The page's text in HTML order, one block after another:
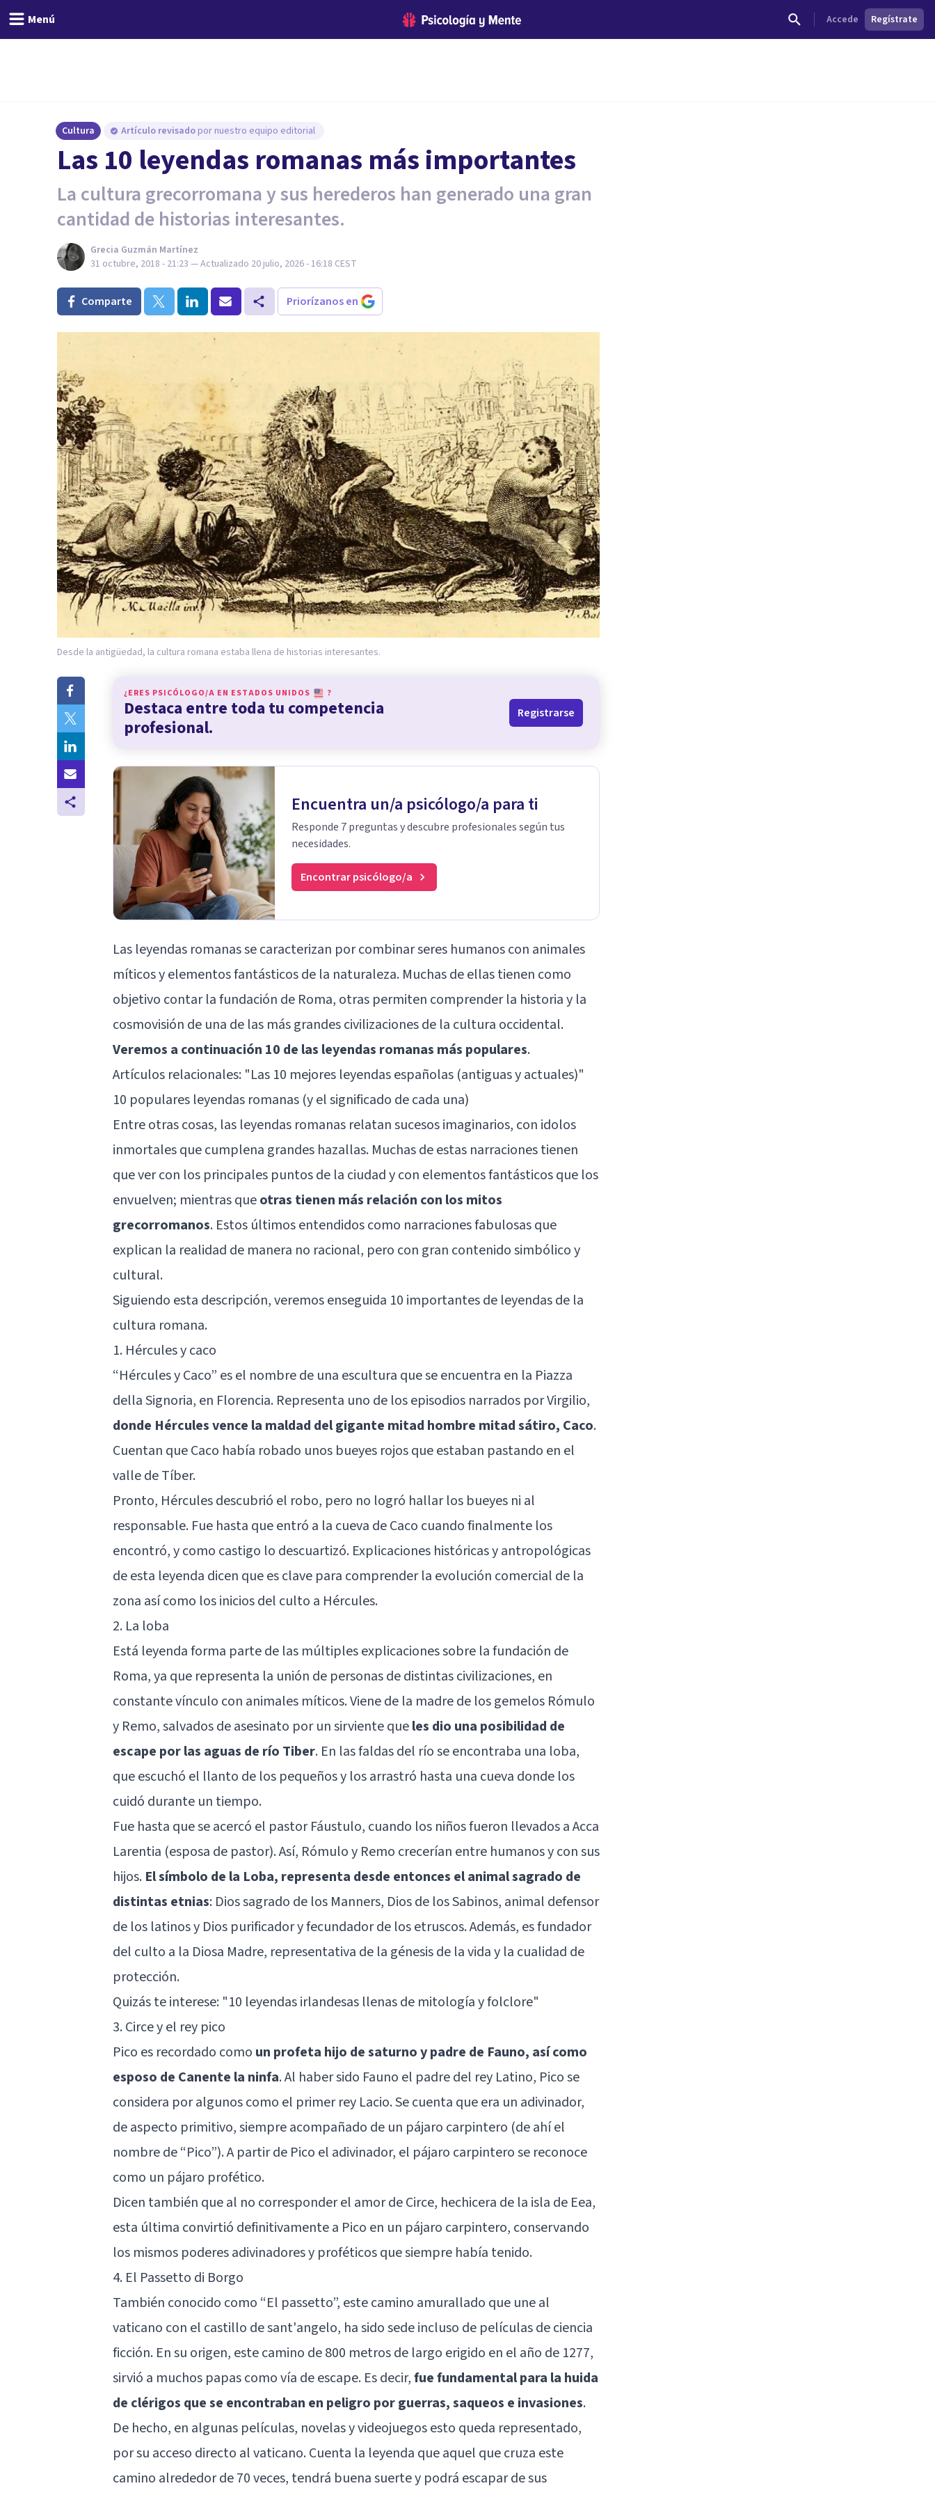
Menú Accede Regístrate
Cultura Artículo revisado por nuestro equipo editorial
Las 10 leyendas romanas más importantes
La cultura grecorromana y sus herederos han generado una gran
cantidad de historias interesantes.
Grecia Guzmán Martínez
31 octubre, 2018 - 21:23 — Actualizado 20 julio, 2026 - 16:18 CEST
Comparte Priorízanos en
Desde la antigüedad, la cultura romana estaba llena de historias interesantes.
¿ERES PSICÓLOGO/A EN ESTADOS UNIDOS ?
Destaca entre toda tu competencia
profesional.
Registrarse
Encuentra un/a psicólogo/a para ti
Responde 7 preguntas y descubre profesionales según tus
necesidades.
Encontrar psicólogo/a
Las leyendas romanas se caracterizan por combinar seres humanos con animales
míticos y elementos fantásticos de la naturaleza. Muchas de ellas tienen como
objetivo contar la fundación de Roma, otras permiten comprender la historia y la
cosmovisión de una de las más grandes civilizaciones de la cultura occidental.
Veremos a continuación 10 de las leyendas romanas más populares.
Artículos relacionales: "Las 10 mejores leyendas españolas (antiguas y actuales)"
10 populares leyendas romanas (y el significado de cada una)
Entre otras cosas, las leyendas romanas relatan sucesos imaginarios, con idolos
inmortales que cumplena grandes hazallas. Muchas de estas narraciones tienen
que ver con los principales puntos de la ciudad y con elementos fantásticos que los
envuelven; mientras queotras tienen más relación con los mitos
grecorromanos. Estos últimos entendidos como narraciones fabulosas que
explican la realidad de manera no racional, pero con gran contenido simbólico y
cultural.
Siguiendo esta descripción, veremos enseguida 10 importantes de leyendas de la
cultura romana.
1. Hércules y caco
“Hércules y Caco” es el nombre de una escultura que se encuentra en la Piazza
della Signoria, en Florencia. Representa uno de los episodios narrados por Virgilio,
donde Hércules vence la maldad del gigante mitad hombre mitad sátiro, Caco.
Cuentan que Caco había robado unos bueyes rojos que estaban pastando en el
valle de Tíber.
Pronto, Hércules descubrió el robo, pero no logró hallar los bueyes ni al
responsable. Fue hasta que entró a la cueva de Caco cuando finalmente los
encontró, y como castigo lo descuartizó. Explicaciones históricas y antropológicas
de esta leyenda dicen que es clave para comprender la evolución comercial de la
zona así como los inicios del culto a Hércules.
2. La loba
Está leyenda forma parte de las múltiples explicaciones sobre la fundación de
Roma, ya que representa la unión de personas de distintas civilizaciones, en
constante vínculo con animales míticos. Viene de la madre de los gemelos Rómulo
y Remo, salvados de asesinato por un sirviente queles dio una posibilidad de
escape por las aguas de río Tiber. En las faldas del río se encontraba una loba,
que escuchó el llanto de los pequeños y los arrastró hasta una cueva donde los
cuidó durante un tiempo.
Fue hasta que se acercó el pastor Fáustulo, cuando los niños fueron llevados a Acca
Larentia (esposa de pastor). Así, Rómulo y Remo crecerían entre humanos y con sus
hijos. El símbolo de la Loba, representa desde entonces el animal sagrado de
distintas etnias: Dios sagrado de los Manners, Dios de los Sabinos, animal defensor
de los latinos y Dios purificador y fecundador de los etruscos. Además, es fundador
del culto a la Diosa Madre, representativa de la génesis de la vida y la cualidad de
protección.
Quizás te interese: "10 leyendas irlandesas llenas de mitología y folclore"
3. Circe y el rey pico
Pico es recordado como un profeta hijo de saturno y padre de Fauno, así como
esposo de Canente la ninfa. Al haber sido Fauno el padre del rey Latino, Pico se
considera por algunos como el primer rey Lacio. Se cuenta que era un adivinador,
de aspecto primitivo, siempre acompañado de un pájaro carpintero (de ahí el
nombre de “Pico”). A partir de Pico el adivinador, el pájaro carpintero se reconoce
como un pájaro profético.
Dicen también que al no corresponder el amor de Circe, hechicera de la isla de Eea,
esta última convirtió definitivamente a Pico en un pájaro carpintero, conservando
los mismos poderes adivinadores y proféticos que siempre había tenido.
4. El Passetto di Borgo
También conocido como “El passetto”, este camino amurallado que une al
vaticano con el castillo de sant'angelo, ha sido sede incluso de películas de ciencia
ficción. En su origen, este camino de 800 metros de largo erigido en el año de 1277,
sirvió a muchos papas como vía de escape. Es decir,fue fundamental para la huida
de clérigos que se encontraban en peligro por guerras, saqueos e invasiones.
De hecho, en algunas películas, novelas y videojuegos esto queda representado,
por su acceso directo al vaticano. Cuenta la leyenda que aquel que cruza este
camino alrededor de 70 veces, tendrá buena suerte y podrá escapar de sus